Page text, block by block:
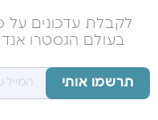
לקבלת עדכונים על
בעולם הגסטרו